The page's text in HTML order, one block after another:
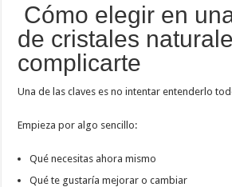
Cómo elegir en
de cristales
complicarte
Una de las claves es no intentar entenderlo
Empieza por algo sencillo:
Qué necesitas ahora mismo
Qué te gustaría mejorar o cambiar